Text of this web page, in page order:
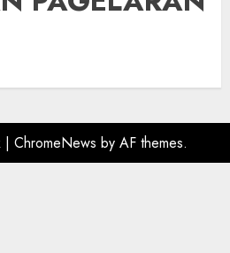
| ChromeNews by AF themes.